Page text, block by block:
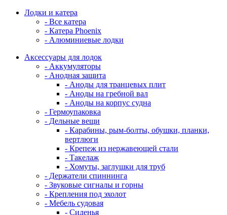
Лодки и катера
- Все катера
- Катера Phoenix
- Алюминиевые лодки
Аксессуары для лодок
- Аккумуляторы
- Анодная защита
- Аноды для транцевых плит
- Аноды на гребной вал
- Аноды на корпус судна
- Гермоупаковка
- Дельные вещи
- Карабины, рым-болты, обушки, планки,
вертлюги
- Крепеж из нержавеющей стали
- Такелаж
- Хомуты, заглушки для труб
- Держатели спиннинга
- Звуковые сигналы и горны
- Крепления под эхолот
- Мебель судовая
- Сиденья